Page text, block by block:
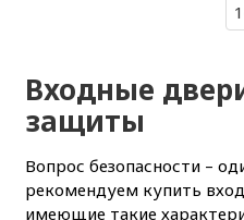
Входные
защиты
Вопрос безопасности –
рекомендуем купить
имеющие такие